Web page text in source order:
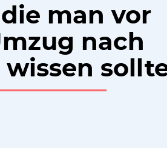
man vor
nach
wissen